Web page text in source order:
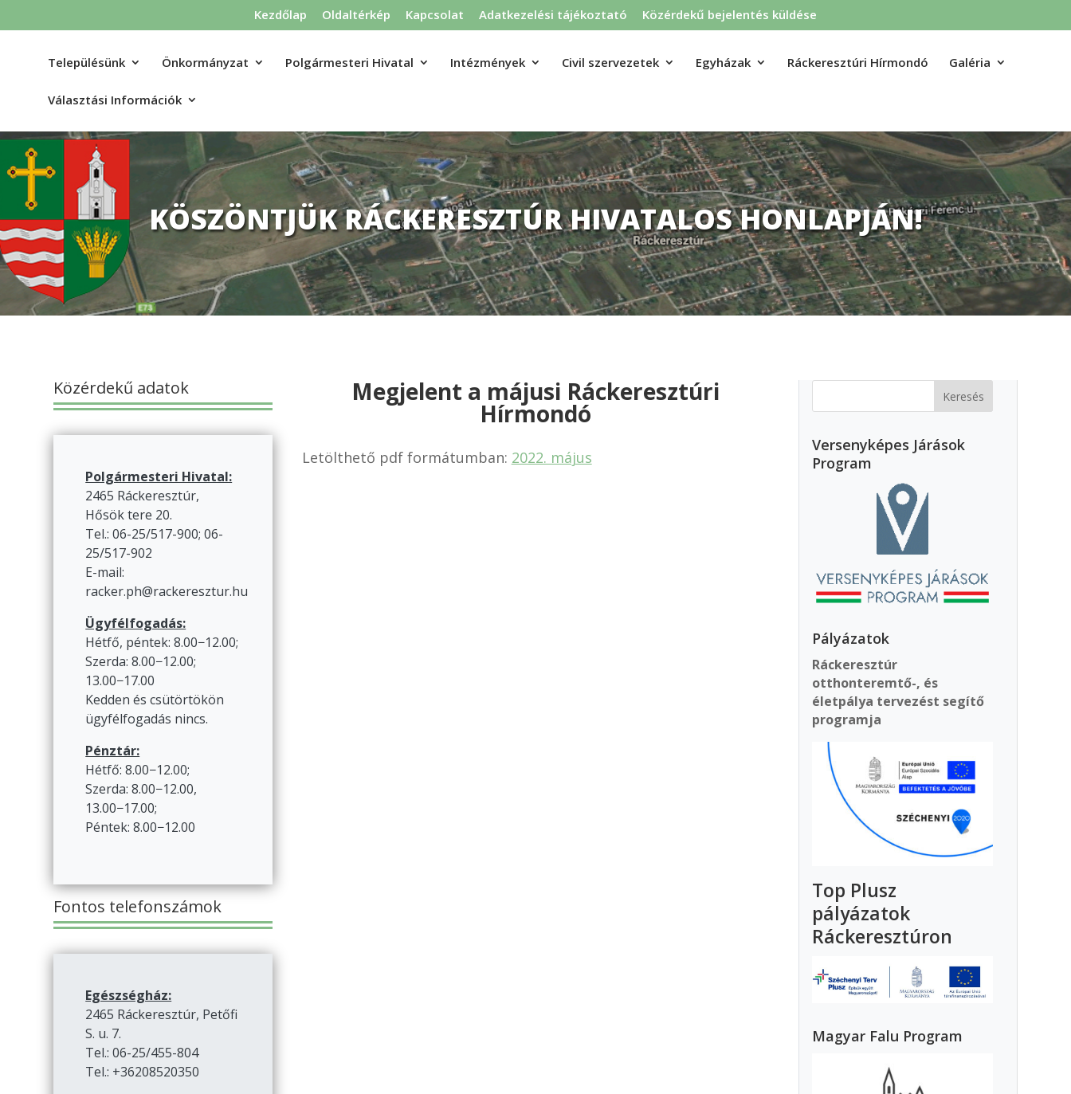
Kezdőlap Oldaltérkép Kapcsolat Adatkezelési tájékoztató Közérdekű bejelentés küldése
Településünk Önkormányzat Polgármesteri Hivatal Intézmények Civil szervezetek Egyházak Ráckeresztúri Hírmondó Galéria
Választási Információk
KÖSZÖNTJÜK RÁCKERESZTÚR HIVATALOS HONLAPJÁN!
Közérdekű adatok
Polgármesteri Hivatal:
2465 Ráckeresztúr,
Hősök tere 20.
Tel.: 06-25/517-900; 06-
25/517-902
E-mail:
racker.ph@rackeresztur.hu
Ügyfélfogadás:
Hétfő, péntek: 8.00−12.00;
Szerda: 8.00−12.00;
13.00−17.00
Kedden és csütörtökön
ügyfélfogadás nincs.
Pénztár:
Hétfő: 8.00−12.00;
Szerda: 8.00−12.00,
13.00−17.00;
Péntek: 8.00−12.00
Fontos telefonszámok
Egészségház:
2465 Ráckeresztúr, Petőfi
S. u. 7.
Tel.: 06-25/455-804
Tel.: +36208520350
Megjelent a májusi Ráckeresztúri
Hírmondó
Letölthető pdf formátumban: 2022. május
Versenyképes Járások
Program
Pályázatok
Ráckeresztúr
otthonteremtő-, és
életpálya tervezést segítő
programja
Top Plusz
pályázatok
Ráckeresztúron
Magyar Falu Program